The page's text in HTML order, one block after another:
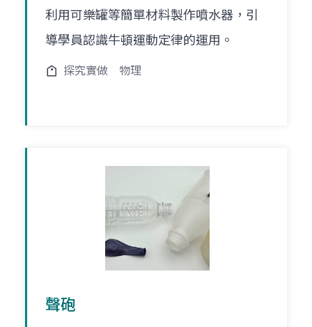
利用可樂罐等簡單材料製作噴水器，引
導學員認識牛頓運動定律的運用。
探究實做 物理
聲砲